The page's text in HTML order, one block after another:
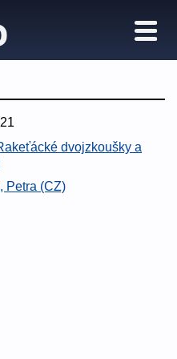
dvojzkoušky a
Petra (CZ)